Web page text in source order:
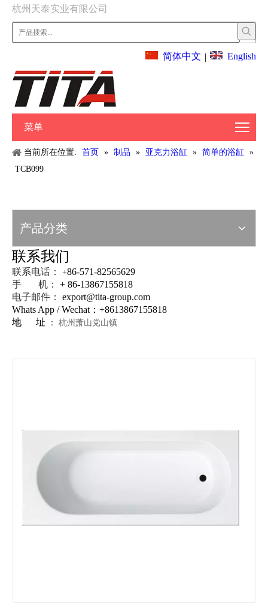
杭州天泰实业有限公司
简体中文 | English
菜单
当前所在位置: 首页 » 制品 » 亚克力浴缸 » 简单的浴缸 »
TCB099
产品分类
联系我们
联系电话： +86-571-82565629
手 机：
+ 86-13867155818
电子邮件：
export@tita-group.com
Whats App / Wechat：+8613867155818
地 址
： 杭州萧山党山镇